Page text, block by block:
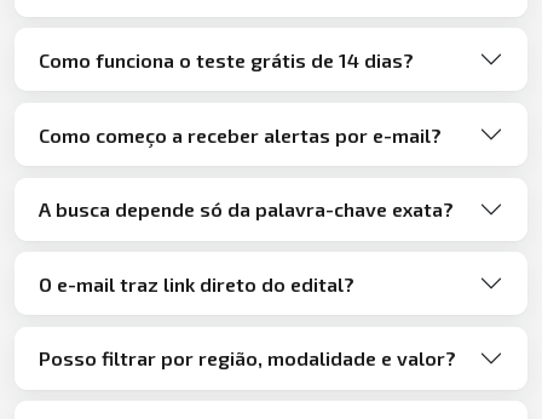
Como funciona o teste grátis de 14 dias?
Como começo a receber alertas por e-mail?
A busca depende só da palavra-chave exata?
O e-mail traz link direto do edital?
Posso filtrar por região, modalidade e valor?